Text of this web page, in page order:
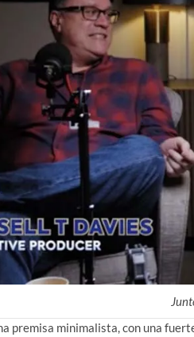
premisa minimalista, con una